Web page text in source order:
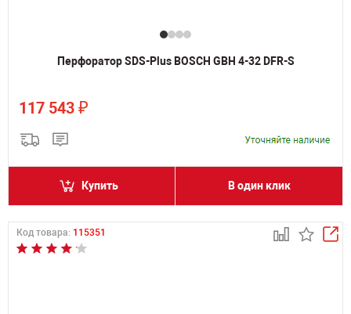
Перфоратор SDS-Plus BOSCH GBH 4-32 DFR-S
117 543 ₽
Купить В один клик
Код товара: 115351